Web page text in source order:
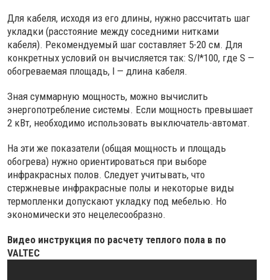
Для кабеля, исходя из его длины, нужно рассчитать шаг
укладки (расстояние между соседними нитками
кабеля). Рекомендуемый шаг составляет 5-20 см. Для
конкретных условий он вычисляется так: S/l*100, где S —
обогреваемая площадь, l — длина кабеля.
Зная суммарную мощность, можно вычислить
энергопотребление системы. Если мощность превышает
2 кВт, необходимо использовать выключатель-автомат.
На эти же показатели (общая мощность и площадь
обогрева) нужно ориентироваться при выборе
инфракрасных полов. Следует учитывать, что
стержневые инфракрасные полы и некоторые виды
термопленки допускают укладку под мебелью. Но
экономически это нецелесообразно.
Видео инструкция по расчету теплого пола в по
VALTEC